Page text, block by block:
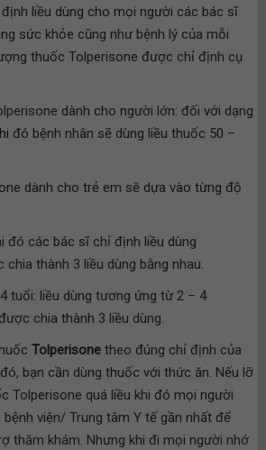
liều dùng cho mọi người các bác sĩ
sức khỏe cũng như bệnh lý của mỗi
thuốc Tolperisone được chỉ định cụ
dành cho người lớn: đối với dạng
đó bệnh nhân sẽ dùng liều thuốc 50 –
dành cho trẻ em sẽ dựa vào từng độ
đó các bác sĩ chỉ định liều dùng
thành 3 liều dùng bằng nhau.
tuổi: liều dùng tương ứng từ 2 – 4
chia thành 3 liều dùng.
Tolperisone theo đúng chỉ định của
bạn cần dùng thuốc với thức ăn. Nếu lỡ
Tolperisone quá liều khi đó mọi người
viện/ Trung tâm Y tế gần nhất để
thăm khám. Nhưng khi đi mọi người nhớ